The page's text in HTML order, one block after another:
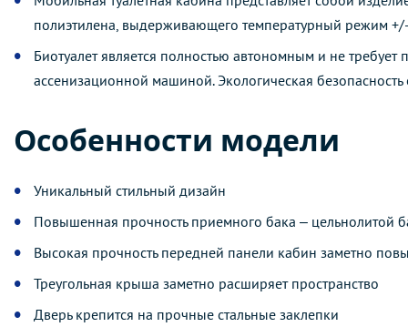
полиэтилена, выдерживающего температурный режим
Биотуалет является полностью автономным и не
ассенизационной машиной. Экологическая
Особенности модели
Уникальный стильный дизайн
Повышенная прочность приемного бака – цельнолитой
Высокая прочность передней панели кабин заметно
Треугольная крыша заметно расширяет пространство
Дверь крепится на прочные стальные заклепки